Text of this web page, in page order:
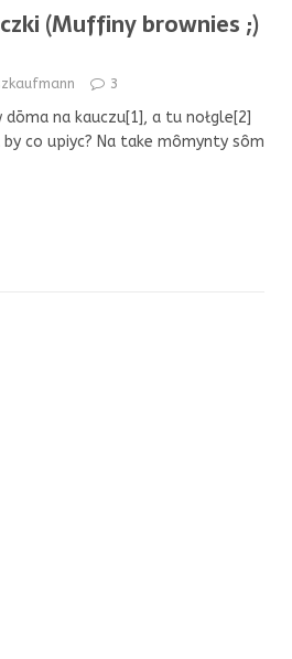
(Muffiny brownies ;)
3
na kauczu[1], a tu nołgle[2]
co upiyc? Na take mômynty sôm